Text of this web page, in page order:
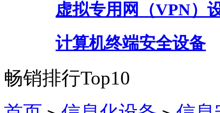
虚拟专用网（VPN）
计算机终端安全设备
畅销排行Top10